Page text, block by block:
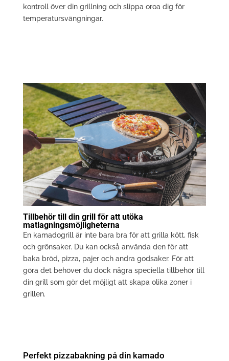
kontroll över din grillning och slippa oroa dig för
temperatursvängningar.
Tillbehör till din grill för att utöka
matlagningsmöjligheterna
En kamadogrill är inte bara bra för att grilla kött, fisk
och grönsaker. Du kan också använda den för att
baka bröd, pizza, pajer och andra godsaker. För att
göra det behöver du dock några speciella tillbehör till
din grill som gör det möjligt att skapa olika zoner i
grillen.
Perfekt pizzabakning på din kamado